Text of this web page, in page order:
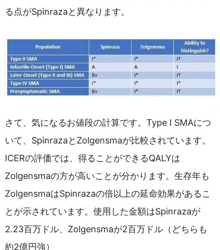
る点がSpinrazaと異なります。
さて、気になるお値段の計算です。Type I SMAにつ
いて、SpinrazaとZolgensmaが比較されています。
ICERの評価では、得ることができるQALYは
Zolgensmaの方が高いことが分かります。生存年も
ZolgensmaはSpinrazaの倍以上の延命効果があるこ
とが示されています。使用した金額はSpinrazaが
2.23百万ドル、Zolgensmaが2百万ドル（どちらも
約2億円強）